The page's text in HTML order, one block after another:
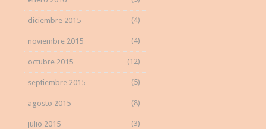
diciembre 2015 (4)
noviembre 2015 (4)
octubre 2015 (12)
septiembre 2015 (5)
agosto 2015 (8)
julio 2015 (3)